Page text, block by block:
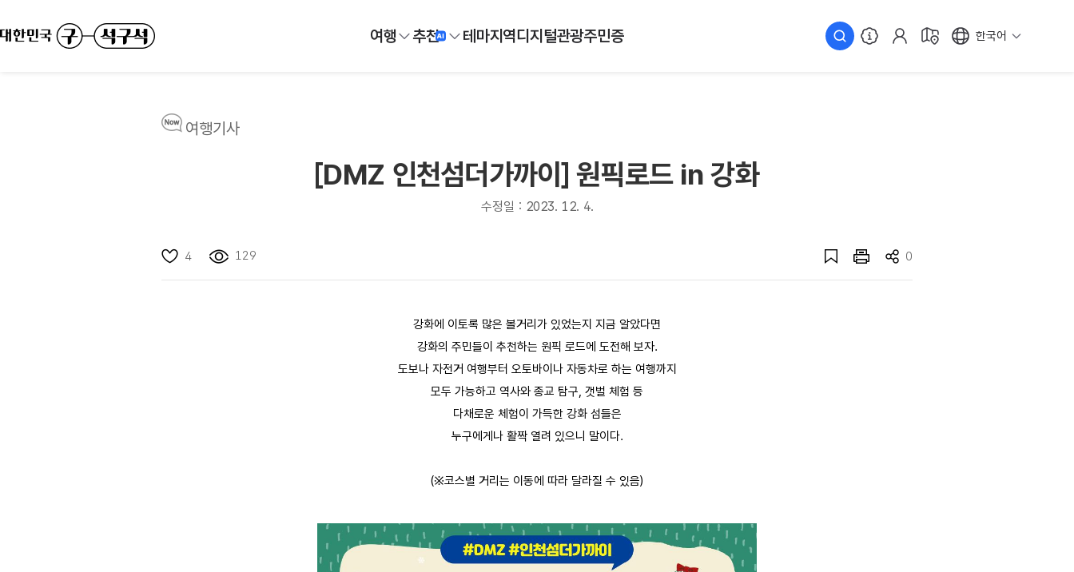
여행 추천 테마지역디지털관광주민증 한국어
여행기사
[DMZ 인천섬더가까이] 원픽로드 in 강화
수정일 : 2023. 12. 4.
4 129 0
강화에 이토록 많은 볼거리가 있었는지 지금 알았다면
강화의 주민들이 추천하는 원픽 로드에 도전해 보자.
도보나 자전거 여행부터 오토바이나 자동차로 하는 여행까지
모두 가능하고 역사와 종교 탐구, 갯벌 체험 등
다채로운 체험이 가득한 강화 섬들은
누구에게나 활짝 열려 있으니 말이다.
(※코스별 거리는 이동에 따라 달라질 수 있음)